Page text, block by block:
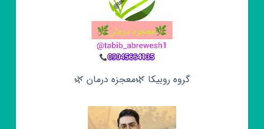
گروه روبیکا 🌿معجزه درمان 🌿